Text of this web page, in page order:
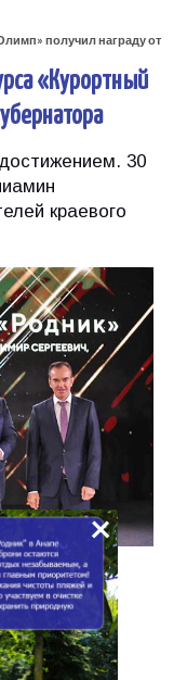
получил награду от
«Курортный
30
краевого
«Родник»
×